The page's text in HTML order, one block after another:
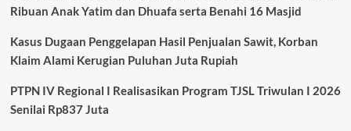
Ribuan Anak Yatim dan Dhuafa serta Benahi 16 Masjid
Kasus Dugaan Penggelapan Hasil Penjualan Sawit, Korban
Klaim Alami Kerugian Puluhan Juta Rupiah
PTPN IV Regional I Realisasikan Program TJSL Triwulan I 2026
Senilai Rp837 Juta